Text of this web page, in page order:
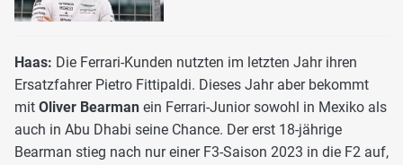
Haas: Die Ferrari-Kunden nutzten im letzten Jahr ihren
Ersatzfahrer Pietro Fittipaldi. Dieses Jahr aber bekommt
mit Oliver Bearman ein Ferrari-Junior sowohl in Mexiko als
auch in Abu Dhabi seine Chance. Der erst 18-jährige
Bearman stieg nach nur einer F3-Saison 2023 in die F2 auf,